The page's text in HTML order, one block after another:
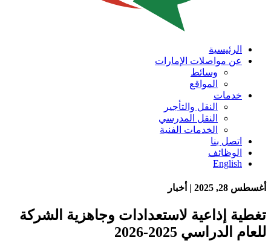
الرئيسية
عن مواصلات الإمارات
وسائط
المواقع
خدمات
النقل والتأجير
النقل المدرسي
الخدمات الفنية
اتصل بنا
الوظائف
English
أغسطس 28, 2025 | أخبار
تغطية إذاعية لاستعدادات وجاهزية الشركة
للعام الدراسي 2025-2026